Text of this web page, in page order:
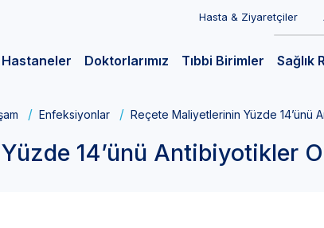
Hasta & Ziyaretçiler
Hastaneler Doktorlarımız Tıbbi Birimler Sağlık
Enfeksiyonlar Reçete Maliyetlerinin Yüzde 14’ünü
14’ünü Antibiyotikler